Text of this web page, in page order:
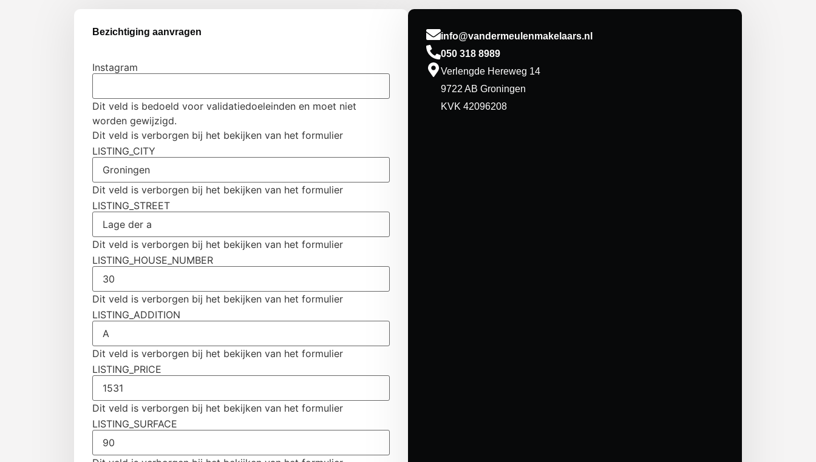
Bezichtiging aanvragen
Instagram
Dit veld is bedoeld voor validatiedoeleinden en moet niet
worden gewijzigd.
Dit veld is verborgen bij het bekijken van het formulier
LISTING_CITY
Dit veld is verborgen bij het bekijken van het formulier
LISTING_STREET
Dit veld is verborgen bij het bekijken van het formulier
LISTING_HOUSE_NUMBER
Dit veld is verborgen bij het bekijken van het formulier
LISTING_ADDITION
Dit veld is verborgen bij het bekijken van het formulier
LISTING_PRICE
Dit veld is verborgen bij het bekijken van het formulier
LISTING_SURFACE
info@vandermeulenmakelaars.nl
050 318 8989
Verlengde Hereweg 14
9722 AB Groningen
KVK 42096208